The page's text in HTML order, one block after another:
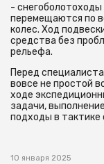
- снегоболотоходы
перемещаются по
колес. Ход
средства без
рельефа.
Перед
вовсе не простой
ходе
задачи,
подходы в тактике
10 января 2025